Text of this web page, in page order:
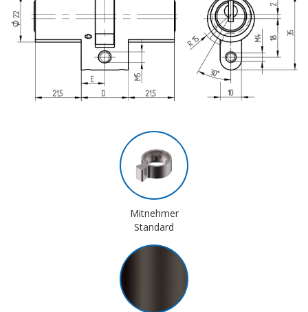
Mitnehmer
Standard